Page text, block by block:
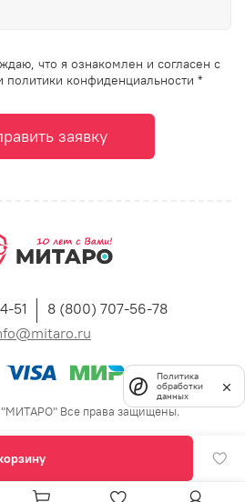
что я ознакомлен и согласен с
конфиденциальности *
заявку
51
8 (800) 707-56-78
Все права защищены.
Политика
обработки
данных